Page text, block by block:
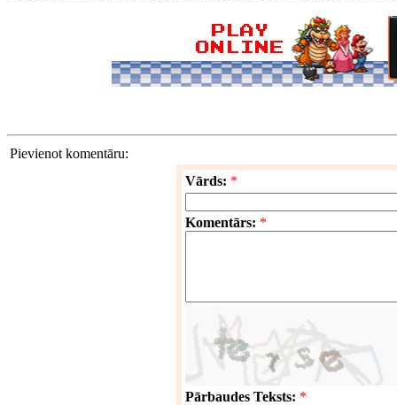
Pievienot komentāru:
Vārds: *
Komentārs: *
Pārbaudes Teksts: *